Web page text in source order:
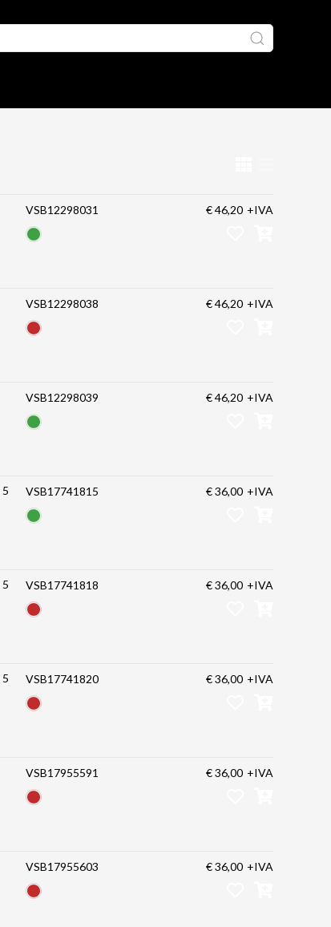
VSB12298031 € 46,20 +IVA
VSB12298038 € 46,20 +IVA
VSB12298039 € 46,20 +IVA
VSB17741815 € 36,00 +IVA
VSB17741818 € 36,00 +IVA
VSB17741820 € 36,00 +IVA
VSB17955591 € 36,00 +IVA
VSB17955603 € 36,00 +IVA